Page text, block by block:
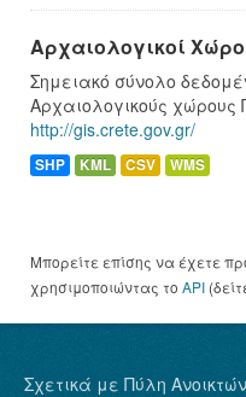
Αρχαιολογικοί
Σημειακό σύνολο
Αρχαιολογικούς χώρους
http://gis.crete.gov.gr/
SHP KML CSV WMS
Μπορείτε επίσης να έχετε
χρησιμοποιώντας το API
Σχετικά με Πύλη